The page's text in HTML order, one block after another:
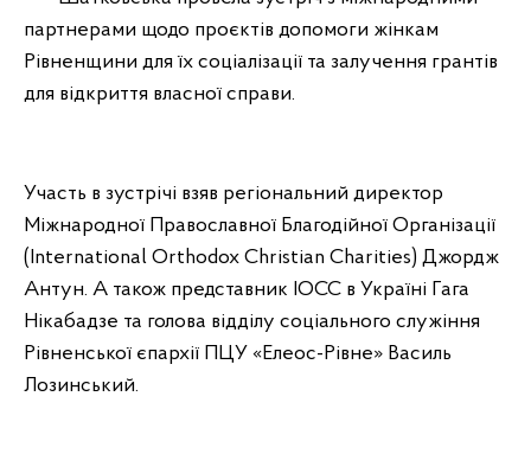
партнерами щодо проєктів допомоги жінкам
Рівненщини для їх соціалізації та залучення грантів
для відкриття власної справи.
Участь в зустрічі взяв регіональний директор
Міжнародної Православної Благодійної Організації
(International Orthodox Christian Charities) Джордж
Антун. А також представник IOCC в Україні Гага
Нікабадзе та голова відділу соціального служіння
Рівненської єпархії ПЦУ «Елеос-Рівне» Василь
Лозинський.